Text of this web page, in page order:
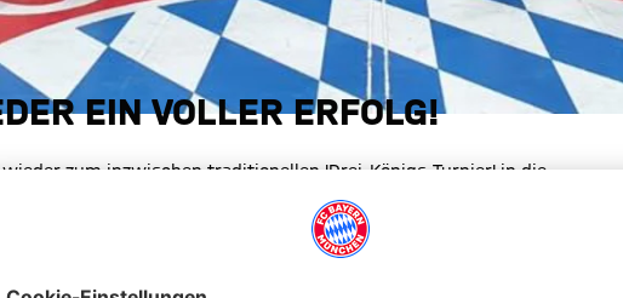
EIN VOLLER ERFOLG!
zum inzwischen traditionellen 'Drei-Königs-Turnier' in die
denn auf dem Spielfeld über rund vier Stunden zwar sportlich
Stoll auch nur ganz selten die Pfeife bemühen.